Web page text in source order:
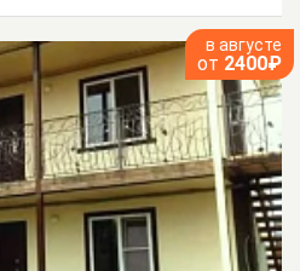
в августе
от 2400₽